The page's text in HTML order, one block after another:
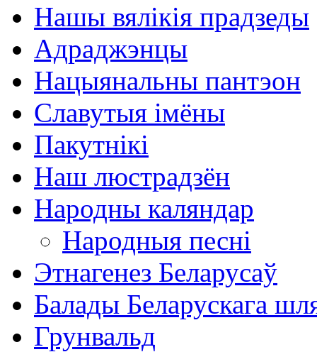
Нашы вялікія прадзеды
Адраджэнцы
Нацыянальны пантэон
Славутыя імёны
Пакутнікі
Наш люстрадзён
Народны каляндар
Народныя песні
Этнагенез Беларусаў
Балады Беларускага
Грунвальд